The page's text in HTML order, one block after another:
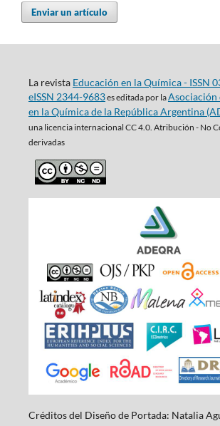
Enviar un artículo
La revista Educación en la Química - ISSN
eISSN 2344-9683es editada por laAsociación
en la Química de la República Argentina
una licencia internacional CC 4.0. Atribución - No
derivadas
Créditos del Diseño de Portada: Natalia